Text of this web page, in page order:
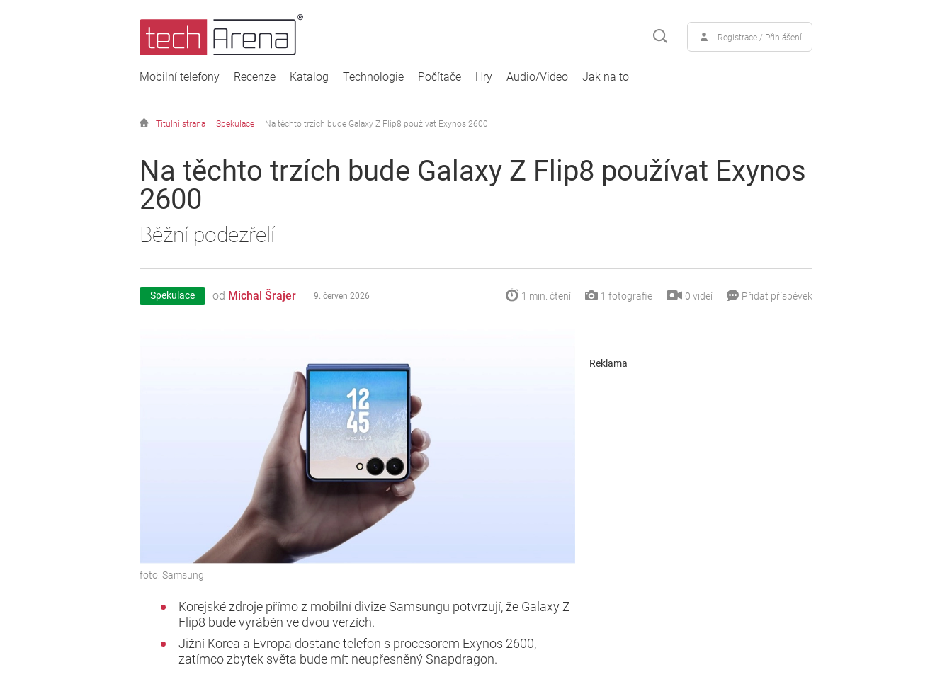
Registrace / Přihlášení
Mobilní telefony Recenze Katalog Technologie Počítače Hry Audio/Video Jak na to
Titulní strana Spekulace Na těchto trzích bude Galaxy Z Flip8 používat Exynos 2600
Na těchto trzích bude Galaxy Z Flip8 používat Exynos
2600
Běžní podezřelí
Spekulace od Michal Šrajer 9. červen 2026 1 min. čtení 1 fotografie 0 videí Přidat příspěvek
foto: Samsung
Korejské zdroje přímo z mobilní divize Samsungu potvrzují, že Galaxy Z
Flip8 bude vyráběn ve dvou verzích.
Jižní Korea a Evropa dostane telefon s procesorem Exynos 2600,
zatímco zbytek světa bude mít neupřesněný Snapdragon.
Reklama